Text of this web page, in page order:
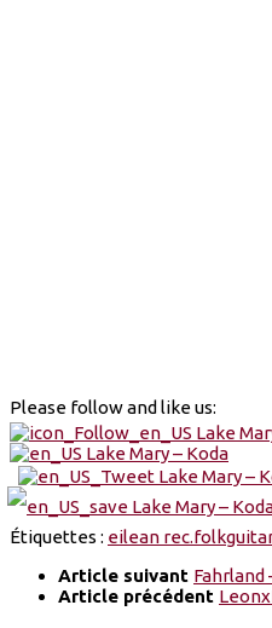
Please follow and like us:
Étiquettes : eilean rec.folk
Article suivant Fahrland
Article précédent